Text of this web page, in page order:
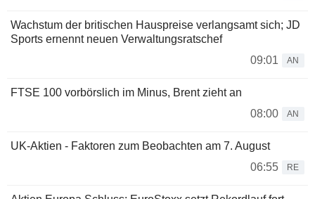
Wachstum der britischen Hauspreise verlangsamt sich; JD
Sports ernennt neuen Verwaltungsratschef
09:01
AN
FTSE 100 vorbörslich im Minus, Brent zieht an
08:00
AN
UK-Aktien - Faktoren zum Beobachten am 7. August
06:55
RE